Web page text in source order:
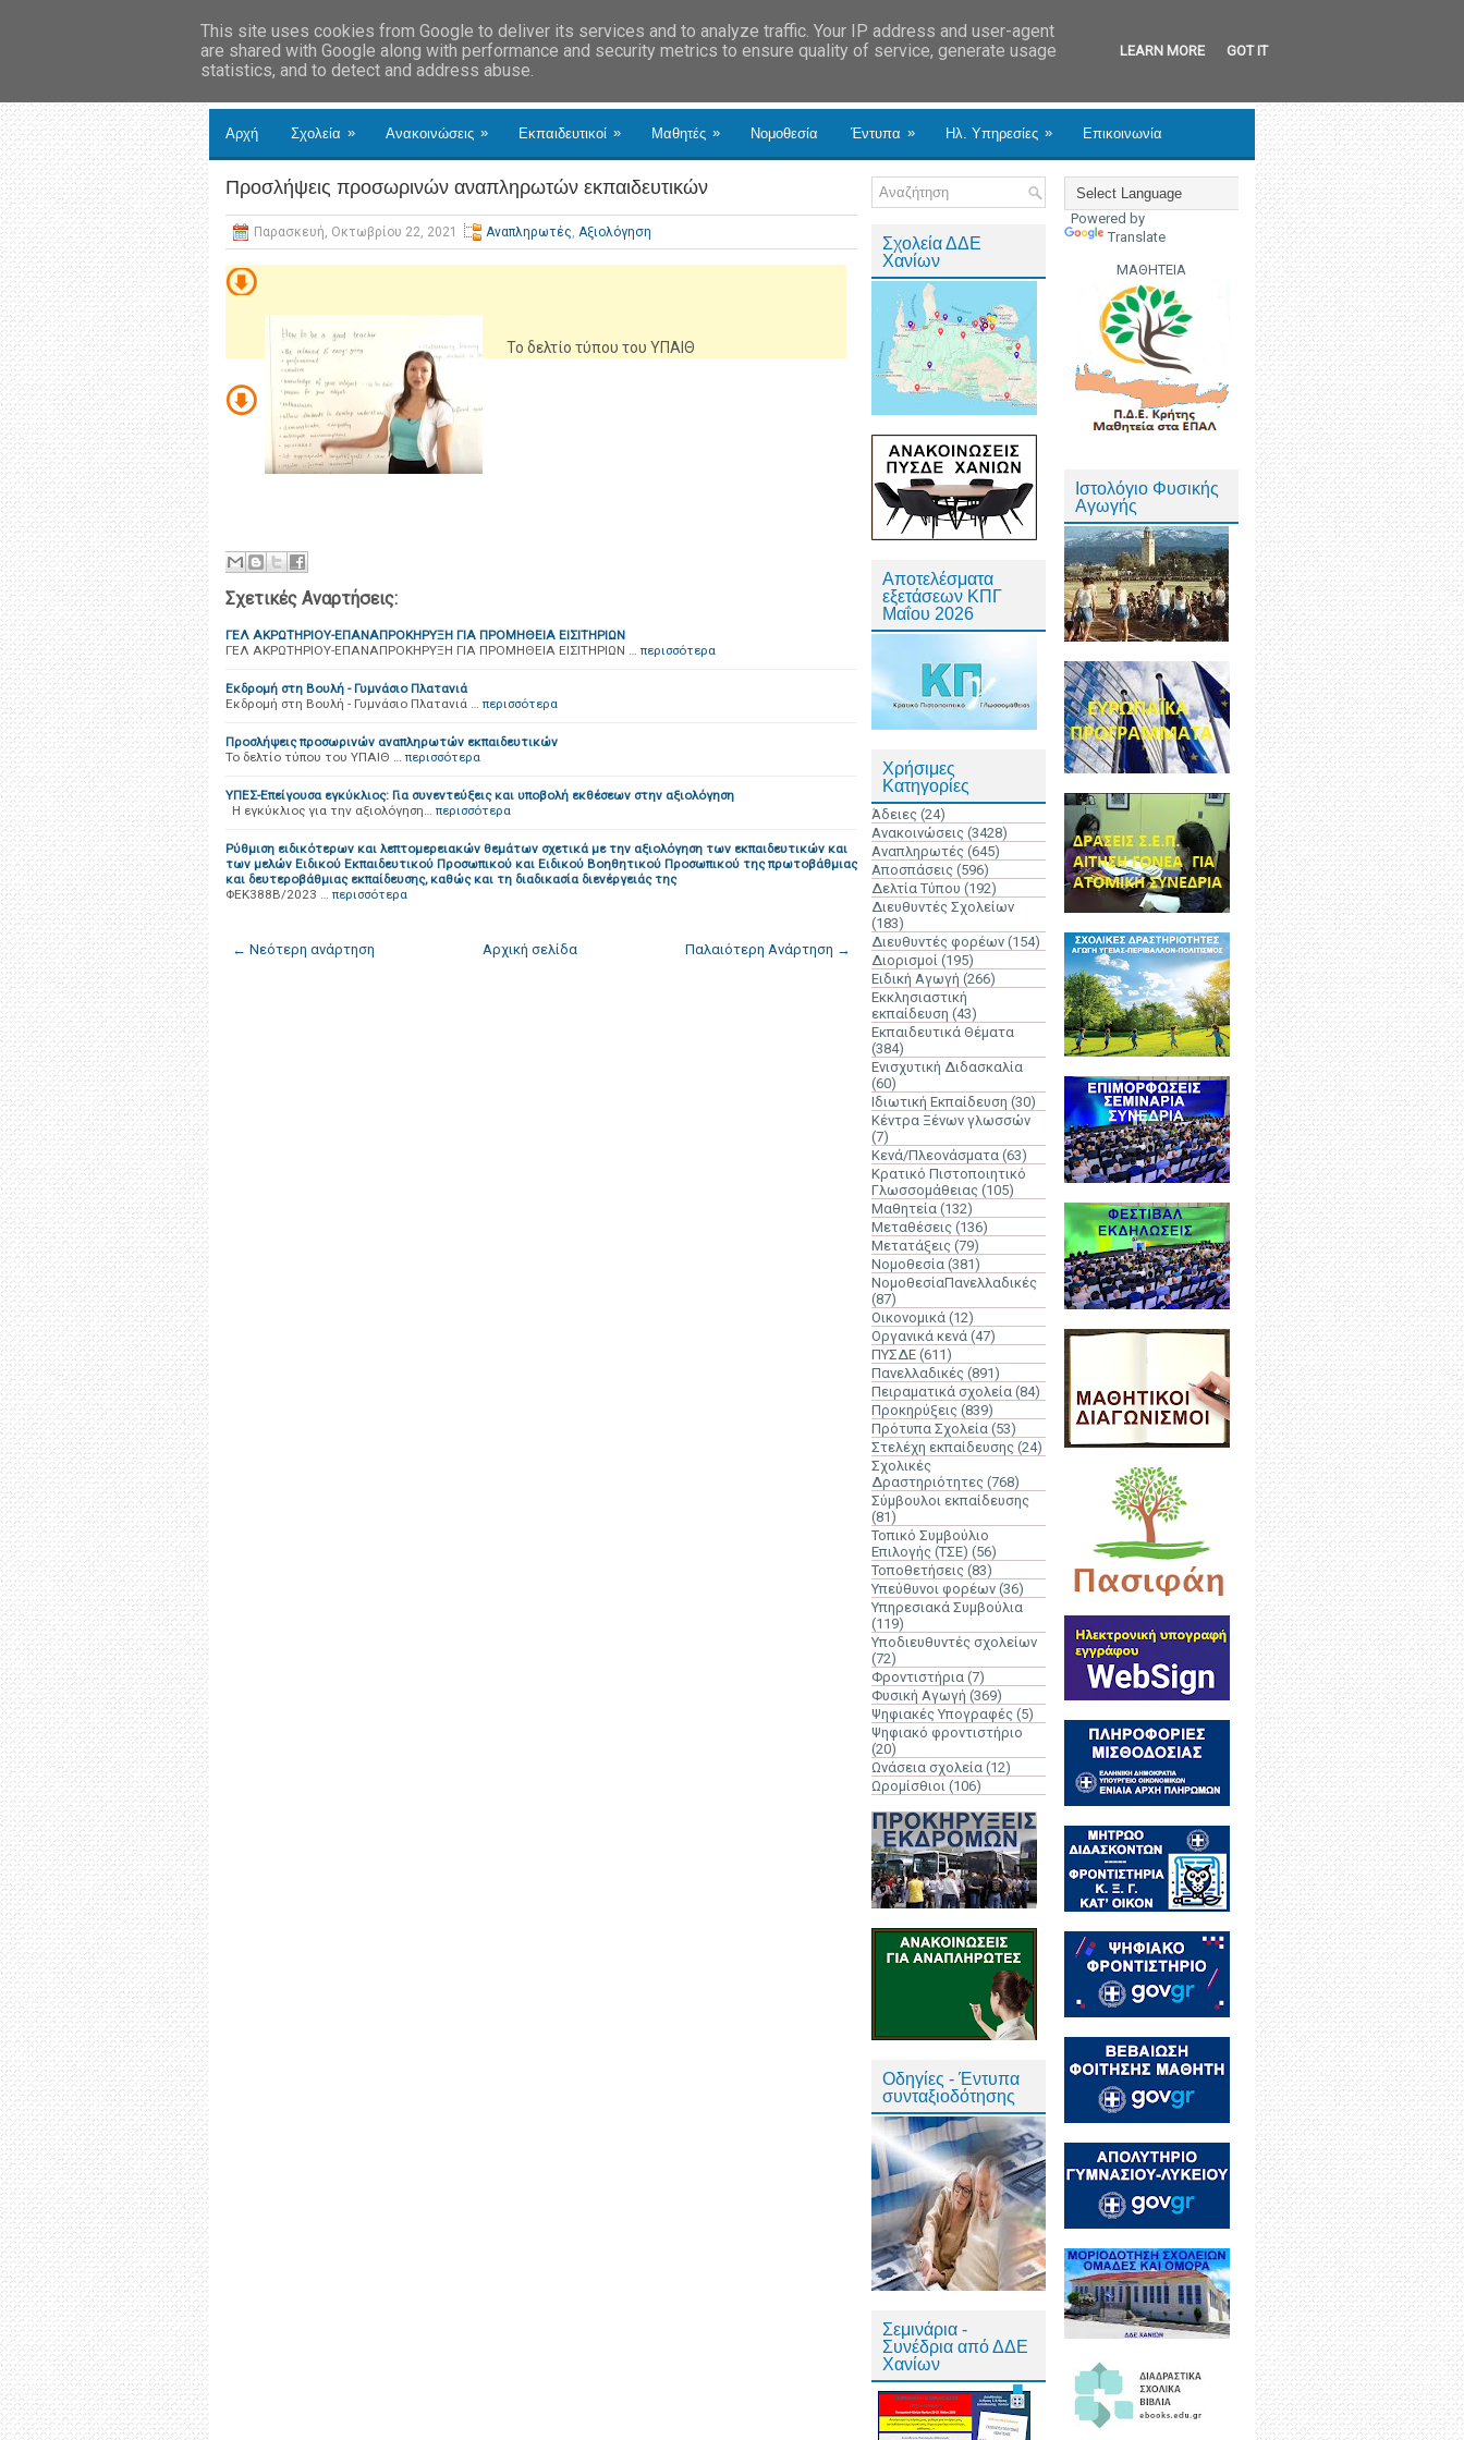
Αρχή Σχολεία » Ανακοινώσεις » Εκπαιδευτικοί » Μαθητές » Νομοθεσία Έντυπα » Ηλ. Υπηρεσίες » Επικοινωνία
Προσλήψεις προσωρινών αναπληρωτών εκπαιδευτικών
Παρασκευή, Οκτωβρίου 22, 2021 Αναπληρωτές, Αξιολόγηση
Το δελτίο τύπου του ΥΠΑΙΘ
Σχετικές Αναρτήσεις:
ΓΕΛ ΑΚΡΩΤΗΡΙΟΥ-ΕΠΑΝΑΠΡΟΚΗΡΥΞΗ ΓΙΑ ΠΡΟΜΗΘΕΙΑ ΕΙΣΙΤΗΡΙΩΝ
ΓΕΛ ΑΚΡΩΤΗΡΙΟΥ-ΕΠΑΝΑΠΡΟΚΗΡΥΞΗ ΓΙΑ ΠΡΟΜΗΘΕΙΑ ΕΙΣΙΤΗΡΙΩΝ … περισσότερα
Εκδρομή στη Βουλή - Γυμνάσιο Πλατανιά
Εκδρομή στη Βουλή - Γυμνάσιο Πλατανιά … περισσότερα
Προσλήψεις προσωρινών αναπληρωτών εκπαιδευτικών
Το δελτίο τύπου του ΥΠΑΙΘ … περισσότερα
ΥΠΕΣ-Επείγουσα εγκύκλιος: Για συνεντεύξεις και υποβολή εκθέσεων στην αξιολόγηση
Η εγκύκλιος για την αξιολόγηση… περισσότερα
Ρύθμιση ειδικότερων και λεπτομερειακών θεμάτων σχετικά με την αξιολόγηση των εκπαιδευτικών και
των μελών Ειδικού Εκπαιδευτικού Προσωπικού και Ειδικού Βοηθητικού Προσωπικού της πρωτοβάθμιας
και δευτεροβάθμιας εκπαίδευσης, καθώς και τη διαδικασία διενέργειάς της
ΦΕΚ388Β/2023 … περισσότερα
← Νεότερη ανάρτηση Παλαιότερη Ανάρτηση →
Αρχική σελίδα
Σχολεία ΔΔΕ
Χανίων
Αποτελέσματα
εξετάσεων ΚΠΓ
Μαΐου 2026
Χρήσιμες
Κατηγορίες
Άδειες (24)
Ανακοινώσεις (3428)
Αναπληρωτές (645)
Αποσπάσεις (596)
Δελτία Τύπου (192)
Διευθυντές Σχολείων
(183)
Διευθυντές φορέων (154)
Διορισμοί (195)
Ειδική Αγωγή (266)
Εκκλησιαστική
εκπαίδευση (43)
Εκπαιδευτικά Θέματα
(384)
Ενισχυτική Διδασκαλία
(60)
Ιδιωτική Εκπαίδευση (30)
Κέντρα Ξένων γλωσσών
(7)
Κενά/Πλεονάσματα (63)
Κρατικό Πιστοποιητικό
Γλωσσομάθειας (105)
Μαθητεία (132)
Μεταθέσεις (136)
Μετατάξεις (79)
Νομοθεσία (381)
ΝομοθεσίαΠανελλαδικές
(87)
Οικονομικά (12)
Οργανικά κενά (47)
ΠΥΣΔΕ (611)
Πανελλαδικές (891)
Πειραματικά σχολεία (84)
Προκηρύξεις (839)
Πρότυπα Σχολεία (53)
Στελέχη εκπαίδευσης (24)
Σχολικές
Δραστηριότητες (768)
Σύμβουλοι εκπαίδευσης
(81)
Τοπικό Συμβούλιο
Επιλογής (ΤΣΕ) (56)
Τοποθετήσεις (83)
Υπεύθυνοι φορέων (36)
Υπηρεσιακά Συμβούλια
(119)
Υποδιευθυντές σχολείων
(72)
Φροντιστήρια (7)
Φυσική Αγωγή (369)
Ψηφιακές Υπογραφές (5)
Ψηφιακό φροντιστήριο
(20)
Ωνάσεια σχολεία (12)
Ωρομίσθιοι (106)
Οδηγίες - Έντυπα
συνταξιοδότησης
Σεμινάρια -
Συνέδρια από ΔΔΕ
Χανίων
Powered by
Translate
ΜΑΘΗΤΕΙΑ
Ιστολόγιο Φυσικής
Αγωγής
This site uses cookies from Google to deliver its services and to analyze traffic. Your IP address and user-agent
are shared with Google along with performance and security metrics to ensure quality of service, generate usage
statistics, and to detect and address abuse.
LEARN MORE GOT IT